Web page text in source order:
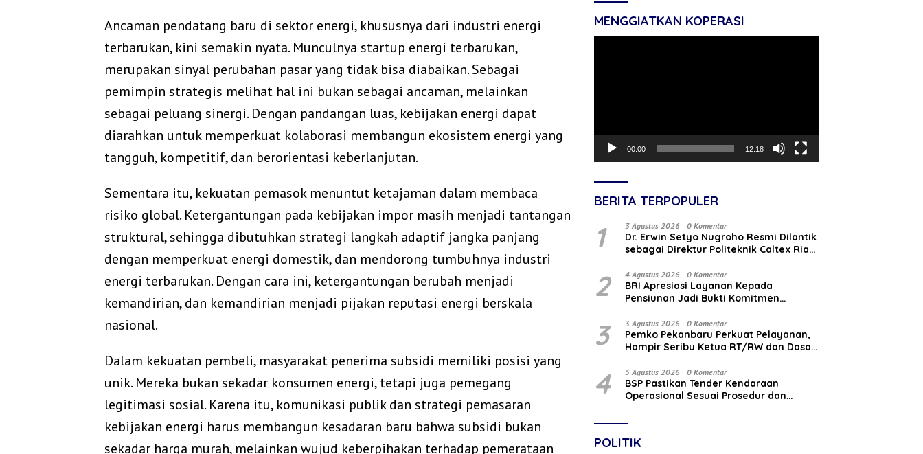
Ancaman pendatang baru di sektor energi, khususnya dari industri energi
terbarukan, kini semakin nyata. Munculnya startup energi terbarukan,
merupakan sinyal perubahan pasar yang tidak bisa diabaikan. Sebagai
pemimpin strategis melihat hal ini bukan sebagai ancaman, melainkan
sebagai peluang sinergi. Dengan pandangan luas, kebijakan energi dapat
diarahkan untuk memperkuat kolaborasi membangun ekosistem energi yang
tangguh, kompetitif, dan berorientasi keberlanjutan.
Sementara itu, kekuatan pemasok menuntut ketajaman dalam membaca
risiko global. Ketergantungan pada kebijakan impor masih menjadi tantangan
struktural, sehingga dibutuhkan strategi langkah adaptif jangka panjang
dengan memperkuat energi domestik, dan mendorong tumbuhnya industri
energi terbarukan. Dengan cara ini, ketergantungan berubah menjadi
kemandirian, dan kemandirian menjadi pijakan reputasi energi berskala
nasional.
Dalam kekuatan pembeli, masyarakat penerima subsidi memiliki posisi yang
unik. Mereka bukan sekadar konsumen energi, tetapi juga pemegang
legitimasi sosial. Karena itu, komunikasi publik dan strategi pemasaran
kebijakan energi harus membangun kesadaran baru bahwa subsidi bukan
sekadar harga murah, melainkan wujud keberpihakan terhadap pemerataan
MENGGIATKAN KOPERASI
00:00 12:18
BERITA TERPOPULER
1 3 Agustus 2026 0 Komentar
‎Dr. Erwin Setyo Nugroho Resmi Dilantik
sebagai Direktur Politeknik Caltex Riau
2 4 Agustus 2026 0 Komentar
BRI Apresiasi Layanan Kepada
Pensiunan Jadi Bukti Komitmen
Nasabah
3 3 Agustus 2026 0 Komentar
Pemko Pekanbaru Perkuat Pelayanan,
Hampir Seribu Ketua RT/RW dan Dasa
4 5 Agustus 2026 0 Komentar
BSP Pastikan Tender Kendaraan
Operasional Sesuai Prosedur dan
POLITIK